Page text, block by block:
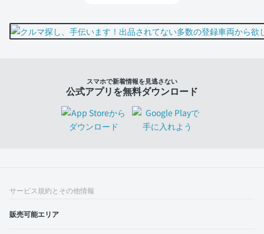
スマホで新着情報を見逃さない
公式アプリを無料ダウンロード
サービス規約とその他情報
販売可能エリア